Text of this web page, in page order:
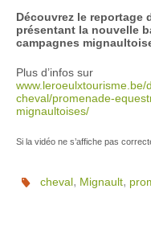
Découvrez le reportage
présentant la nouvelle
campagnes
Plus d’infos sur
cheval/promenade-
mignaultoises/
Si la vidéo ne s’affiche pas
cheval, Mignault,